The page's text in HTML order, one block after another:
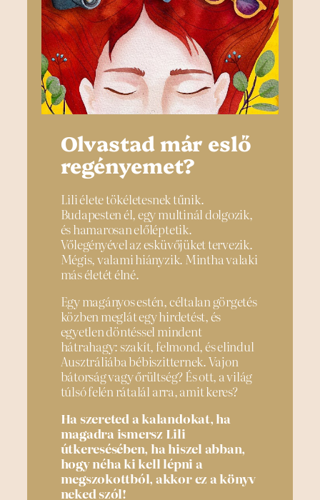
Olvastad már eslő
regényemet?
Lili élete tökéletesnek tűnik.
Budapesten él, egy multinál dolgozik,
és hamarosan előléptetik.
Vőlegényével az esküvőjüket tervezik.
Mégis, valami hiányzik. Mintha valaki
más életét élné.
Egy magányos estén, céltalan görgetés
közben meglát egy hirdetést, és
egyetlen döntéssel mindent
hátrahagy: szakít, felmond, és elindul
Ausztráliába bébiszitternek. Vajon
bátorság vagy őrültség? És ott, a világ
túlsó felén rátalál arra, amit keres?
Ha szereted a kalandokat, ha
magadra ismersz Lili
útkeresésében, ha hiszel abban,
hogy néha ki kell lépni a
megszokottból, akkor ez a könyv
neked szól!